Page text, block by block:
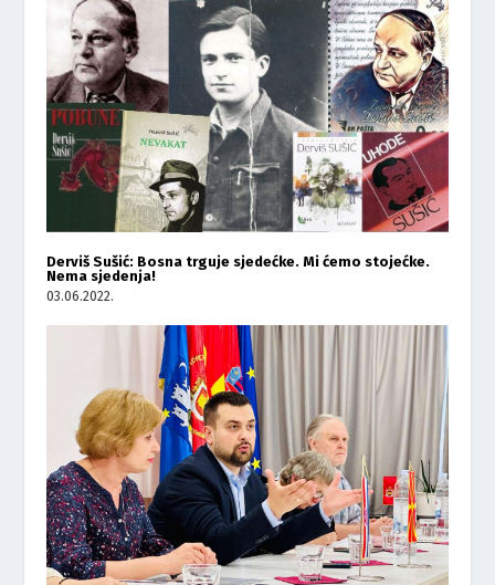
Derviš Sušić: Bosna trguje sjedećke. Mi ćemo stojećke.
Nema sjedenja!
03.06.2022.